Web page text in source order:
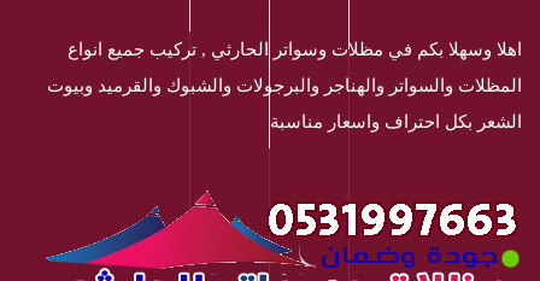
اهلا وسهلا بكم في مظلات وسواتر الحارثي , تركيب جميع انواع
المظلات والسواتر والهناجر والبرجولات والشبوك والقرميد وبيوت
الشعر بكل احتراف واسعار مناسبة